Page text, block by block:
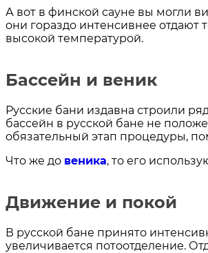
А вот в финской сауне вы могли
они гораздо интенсивнее
высокой температурой.
Бассейн и веник
Русские бани издавна строили
бассейн в русской бане не
обязательный этап процедуры,
Что же до веника, то его
Движение и покой
В русской бане принято
увеличивается потоотделение.